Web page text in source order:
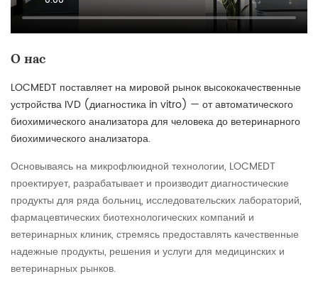
О нас
LOCMEDT поставляет на мировой рынок высококачественные
устройства IVD (диагностика in vitro) — от автоматического
биохимического анализатора для человека до ветеринарного
биохимического анализатора.
Основываясь на микрофлюидной технологии, LOCMEDT
проектирует, разрабатывает и производит диагностические
продукты для ряда больниц, исследовательских лабораторий,
фармацевтических биотехнологических компаний и
ветеринарных клиник, стремясь предоставлять качественные
надежные продукты, решения и услуги для медицинских и
ветеринарных рынков.